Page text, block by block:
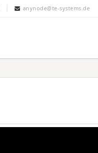
anynode@te-systems.de